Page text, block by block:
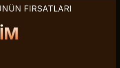
FIRSATLARI